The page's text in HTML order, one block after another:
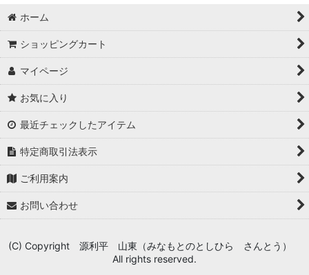
ホーム
ショッピングカート
マイページ
お気に入り
最近チェックしたアイテム
特定商取引法表示
ご利用案内
お問い合わせ
(C) Copyright 源利平 山東（みなもとのとしひら さんとう）
All rights reserved.